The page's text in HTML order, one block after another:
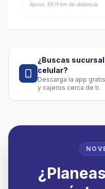
Aprox. 55.11 km de distancia
¿Buscas
celular?
Descarga la app
y cajeros cerca de ti.